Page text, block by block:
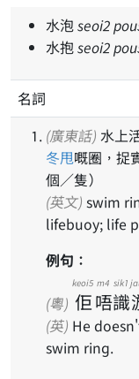
水泡seoi2pou
水抱seoi2pou
名詞
(廣東話) 水上
冬甩嘅圈，捉
個／隻）
(英文)
lifebuoy; life
例句：
(粵) 佢
keoi5
唔
m4
識
sik1
(英) He
swim ring.